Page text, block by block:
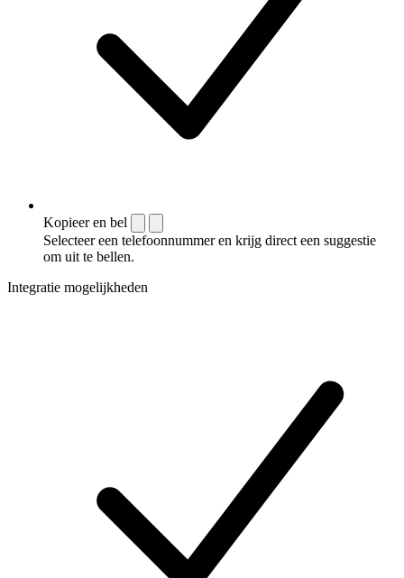
Kopieer en bel
Selecteer een telefoonnummer en krijg direct een suggestie
om uit te bellen.
Integratie mogelijkheden